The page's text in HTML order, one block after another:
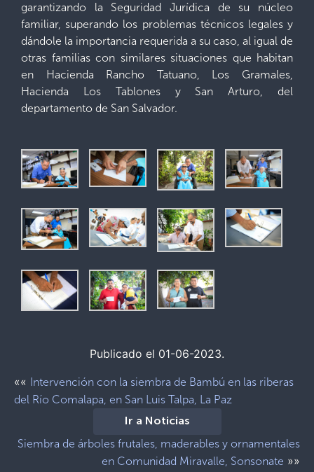
garantizando la Seguridad Jurídica de su núcleo
familiar, superando los problemas técnicos legales y
dándole la importancia requerida a su caso, al igual de
otras familias con similares situaciones que habitan
en Hacienda Rancho Tatuano, Los Gramales,
Hacienda Los Tablones y San Arturo, del
departamento de San Salvador.
Publicado el 01-06-2023.
«« Intervención con la siembra de Bambú en las riberas
del Río Comalapa, en San Luis Talpa, La Paz
Ir a Noticias
Siembra de árboles frutales, maderables y ornamentales
en Comunidad Miravalle, Sonsonate »»